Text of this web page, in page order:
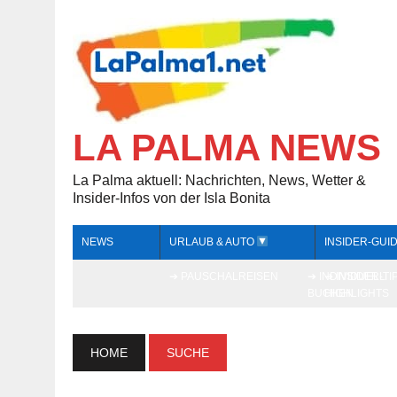
LA PALMA NEWS
La Palma aktuell: Nachrichten, News, Wetter &
Insider-Infos von der Isla Bonita
NEWS URLAUB & AUTO INSIDER-
HOME SUCHE